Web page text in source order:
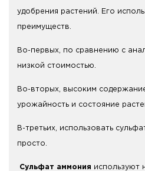
удобрения растений. Его
преимуществ.
Во-первых, по сравнению с
низкой стоимостью.
Во-вторых, высоким
урожайность и состояние
В-третьих, использовать
просто.
Сульфат аммония используют